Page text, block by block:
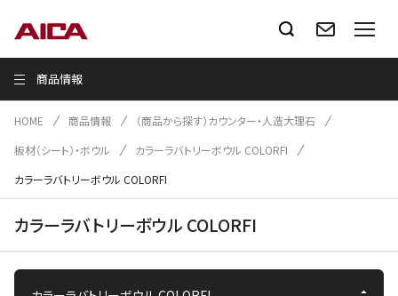
商品情報
HOME 商品情報
（商品から探す）カウンター・人造大理石
板材（シート）・ボウル
カラーラバトリーボウル COLORFI
カラーラバトリーボウル COLORFI
カラーラバトリーボウル COLORFI